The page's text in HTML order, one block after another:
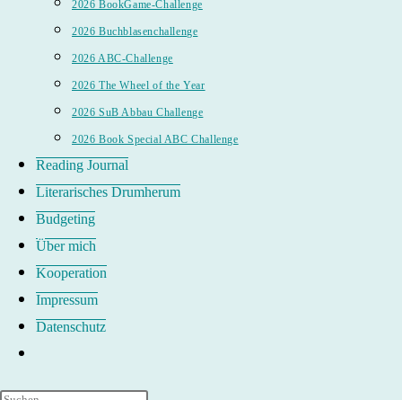
2026 BookGame-Challenge
2026 Buchblasenchallenge
2026 ABC-Challenge
2026 The Wheel of the Year
2026 SuB Abbau Challenge
2026 Book Special ABC Challenge
Reading Journal
Literarisches Drumherum
Budgeting
Über mich
Kooperation
Impressum
Datenschutz
umschalten